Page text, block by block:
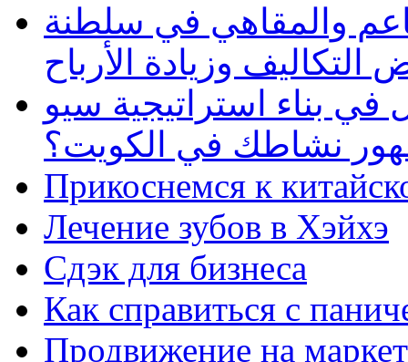
والمقاهي في سلطنة
وزيادة الأرباح
بناء استراتيجية سيو
نشاطك في الكويت؟
Прикоснемся к
Лечение зубов в Хэйхэ
Сдэк для бизнеса
Как справиться с
Продвижение на